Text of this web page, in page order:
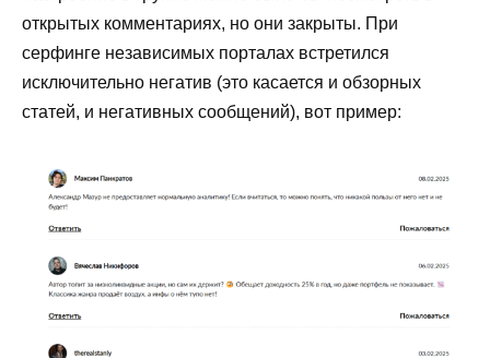
открытых комментариях, но они закрыты. При
серфинге независимых порталах встретился
исключительно негатив (это касается и обзорных
статей, и негативных сообщений), вот пример: